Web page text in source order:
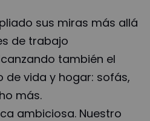
sus miras más allá
de trabajo
también el
de vida y hogar: sofás,
más.
ambiciosa. Nuestro